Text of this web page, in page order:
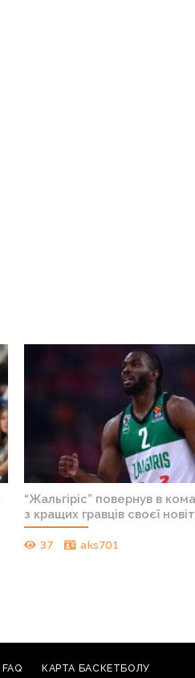
“Жальгіріс” повернув в
з кращих гравців своєї
37 aks701
FAQ КАРТА БАСКЕТБОЛУ